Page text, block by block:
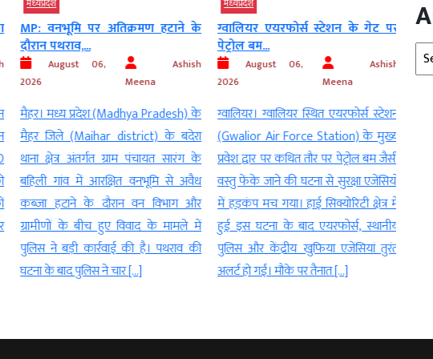
मध्‍यप्रदेश
MP: वनभूमि पर अतिक्रमण हटाने के
दौरान पथराव,...
August 06,
2026
Ashish
Meena
मैहर। मध्य प्रदेश (Madhya Pradesh) के
मैहर जिले (Maihar district) के बदेरा
थाना क्षेत्र अंतर्गत ग्राम पंचायत सारंग के
बहिली गांव में आरक्षित वनभूमि से अवैध
कब्जा हटाने के दौरान वन विभाग और
ग्रामीणों के बीच हुए विवाद के मामले में
पुलिस ने बड़ी कार्रवाई की है। पथराव की
घटना के बाद पुलिस ने चार […]
मध्‍यप्रदेश
ग्वालियर एयरफोर्स स्टेशन के गेट पर
पेट्रोल बम...
August 06,
2026
Ashish
Meena
ग्वालियर। ग्वालियर स्थित एयरफोर्स स्टेशन
(Gwalior Air Force Station) के मुख्य
प्रवेश द्वार पर कथित तौर पर पेट्रोल बम जैसी
वस्तु फेंके जाने की घटना से सुरक्षा एजेंसियों
में हड़कंप मच गया। हाई सिक्योरिटी क्षेत्र में
हुई इस घटना के बाद एयरफोर्स, स्थानीय
पुलिस और केंद्रीय खुफिया एजेंसियां तुरंत
अलर्ट हो गईं। मौके पर तैनात […]
देश